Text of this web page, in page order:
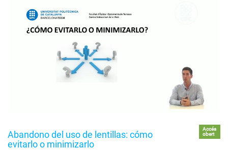
Abandono del uso de lentillas: cómo
evitarlo o minimizarlo
Accés
obert